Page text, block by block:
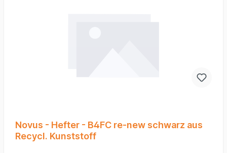
Novus - Hefter - B4FC re-new schwarz aus
Recycl. Kunststoff